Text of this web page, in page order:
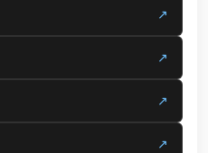
↗
↗
↗
↗